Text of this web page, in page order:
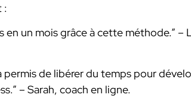
:
en un mois grâce à cette méthode.” –
permis de libérer du temps pour
– Sarah, coach en ligne.